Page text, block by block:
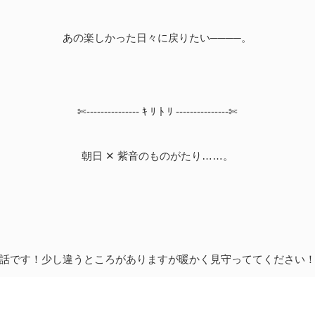
あの楽しかった日々に戻りたい────。
✄--------------- ｷ ﾘ ﾄ ﾘ ---------------✄
朝日 ✕ 紫音のものがたり……。
です！少し違うところがありますが暖かく見守っててください